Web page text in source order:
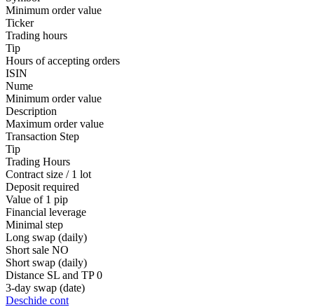
Minimum order value
Ticker
Trading hours
Tip
Hours of accepting orders
ISIN
Nume
Minimum order value
Description
Maximum order value
Transaction Step
Tip
Trading Hours
Contract size / 1 lot
Deposit required
Value of 1 pip
Financial leverage
Minimal step
Long swap (daily)
Short sale NO
Short swap (daily)
Distance SL and TP 0
3-day swap (date)
Deschide cont